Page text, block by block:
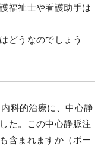
福祉士や看護助手は
どうなのでしょう
科的治療に、中心静
た。この中心静脈注
含まれますか（ポー